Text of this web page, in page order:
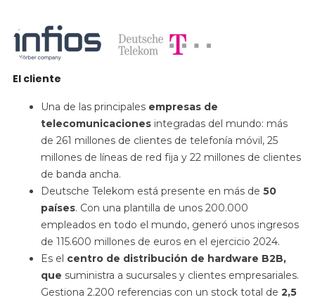
El cliente
Una de las principales empresas de
telecomunicaciones integradas del mundo: más
de 261 millones de clientes de telefonía móvil, 25
millones de líneas de red fija y 22 millones de clientes
de banda ancha.
Deutsche Telekom está presente en más de 50
países. Con una plantilla de unos 200.000
empleados en todo el mundo, generó unos ingresos
de 115.600 millones de euros en el ejercicio 2024.
Es el centro de distribución de hardware B2B,
que suministra a sucursales y clientes empresariales.
Gestiona 2.200 referencias con un stock total de 2,5